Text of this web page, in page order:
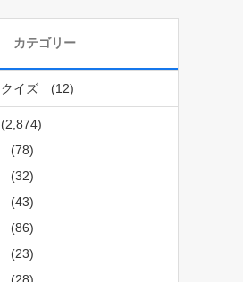
カテゴリー
イズ (12)
(2,874)
(78)
(32)
(43)
(86)
(23)